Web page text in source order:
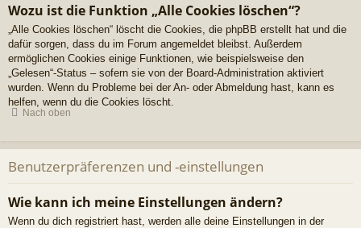
Wozu ist die Funktion „Alle Cookies löschen“?
„Alle Cookies löschen“ löscht die Cookies, die phpBB erstellt hat und die
dafür sorgen, dass du im Forum angemeldet bleibst. Außerdem
ermöglichen Cookies einige Funktionen, wie beispielsweise den
„Gelesen“-Status – sofern sie von der Board-Administration aktiviert
wurden. Wenn du Probleme bei der An- oder Abmeldung hast, kann es
helfen, wenn du die Cookies löscht.
Nach oben
Benutzerpräferenzen und -einstellungen
Wie kann ich meine Einstellungen ändern?
Wenn du dich registriert hast, werden alle deine Einstellungen in der